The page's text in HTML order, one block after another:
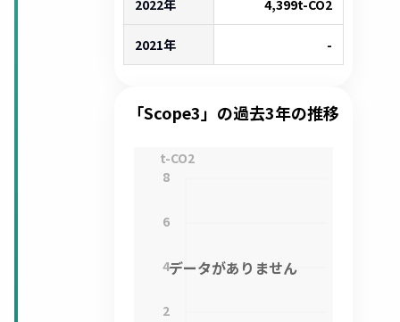
2022年 4,399t-CO2
2021年 -
「Scope3」の過去3年の推移
2
4
6
8
t-CO2
データがありません